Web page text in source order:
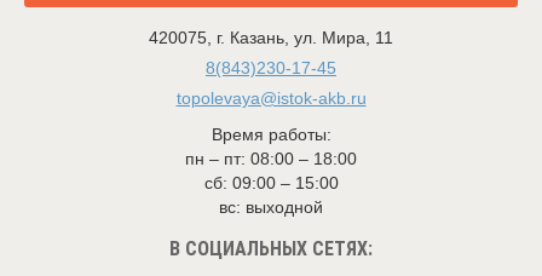
420075 г. Казань ул. Мира, 11
8(843)230-17-45
topolevaya@istok-akb.ru
Время работы:
пн – пт: 08:00 – 18:00
сб: 09:00 – 15:00
вс: выходной
В СОЦИАЛЬНЫХ СЕТЯХ: